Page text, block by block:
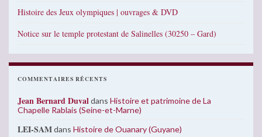
Histoire des Jeux olympiques | ouvrages & DVD
Notice sur le temple protestant de Salinelles (30250 – Gard)
COMMENTAIRES RÉCENTS
Jean Bernard Duvaldans Histoire et patrimoine de La
Chapelle Rablais (Seine-et-Marne)
LEI-SAMdans Histoire de Ouanary (Guyane)